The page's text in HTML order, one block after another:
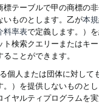
テーブルで甲の商標の
いものとします。乙が本
料率表で定義します。）
検索クエリーまたはキ
ことができます。
個人または団体に対し
）を提供しないものと
ヤルティプログラムを